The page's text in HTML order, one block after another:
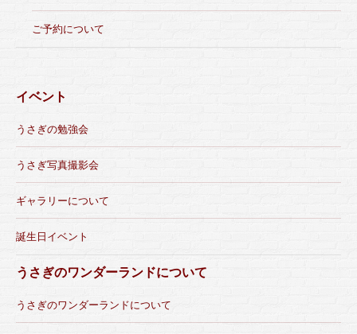
ご予約について
イベント
うさぎの勉強会
うさぎ写真撮影会
ギャラリーについて
誕生日イベント
うさぎのワンダーランドについて
うさぎのワンダーランドについて